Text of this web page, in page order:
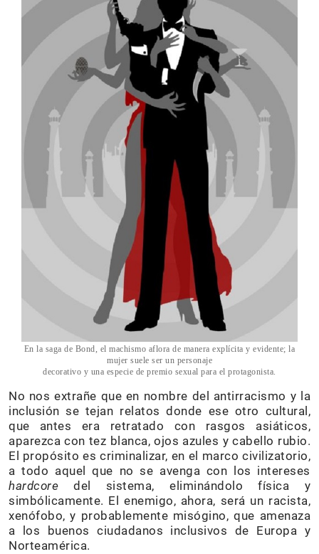
En la saga de Bond, el machismo aflora de manera explícita y evidente; la
mujer suele ser un personaje
decorativo y una especie de premio sexual para el protagonista.
No nos extrañe que en nombre del antirracismo y la
inclusión se tejan relatos donde ese otro cultural,
que antes era retratado con rasgos asiáticos,
aparezca con tez blanca, ojos azules y cabello rubio.
El propósito es criminalizar, en el marco civilizatorio,
a todo aquel que no se avenga con los intereses
hardcore del sistema, eliminándolo física y
simbólicamente. El enemigo, ahora, será un racista,
xenófobo, y probablemente misógino, que amenaza
a los buenos ciudadanos inclusivos de Europa y
Norteamérica.